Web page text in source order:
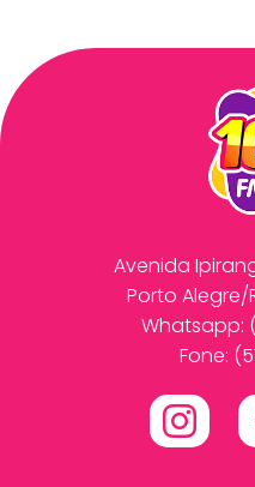
Avenida
Porto Alegre/
Whatsapp:
Fone: